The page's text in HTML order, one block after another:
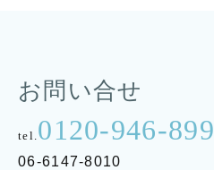
お問い合せ
tel. 0120-946-899
06-6147-8010